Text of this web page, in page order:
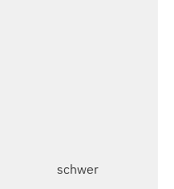
schwer